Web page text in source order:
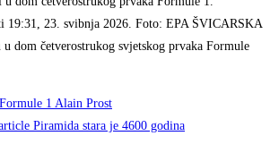
19:31, 23. svibnja 2026. Foto: EPA ŠVICARSKA
dom četverostrukog svjetskog prvaka Formule
1 Alain Prost